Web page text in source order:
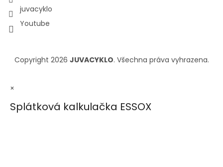
juvacyklo
Youtube
Copyright 2026 JUVACYKLO. Všechna práva vyhrazena.
×
Splátková kalkulačka ESSOX